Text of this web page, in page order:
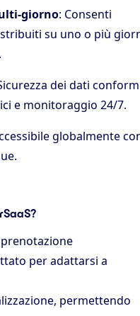
giorno: Consenti
su uno o più
dei dati
e monitoraggio 24/7.
globalmente
per adattarsi a
permettendo